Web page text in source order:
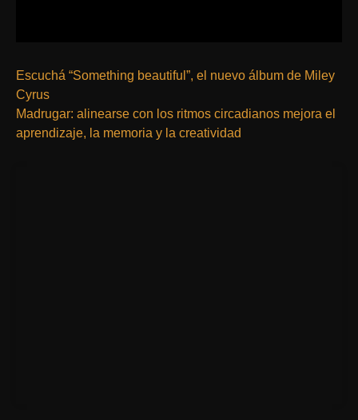
Escuchá “Something beautiful”, el nuevo álbum de Miley
Cyrus
Madrugar: alinearse con los ritmos circadianos mejora el
aprendizaje, la memoria y la creatividad